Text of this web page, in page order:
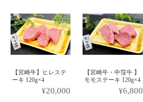
【宮崎牛】ヒレステ
ーキ 120g×4
¥20,000
【宮崎牛・中窪牛 】
モモステーキ 120g×4
¥6,800